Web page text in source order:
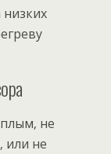
низких
не
или не